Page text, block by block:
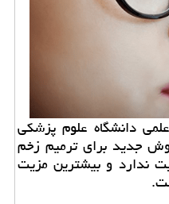
دانشگاه علوم پزشكی
جدید برای ترمیم زخم
ندارد و بیشترین مزیت